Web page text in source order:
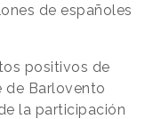
de españoles
positivos de
de Barlovento
la participación